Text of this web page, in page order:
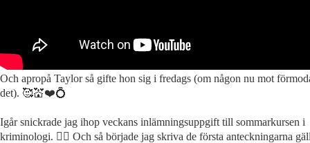
Och apropå Taylor så gifte hon sig i fredags (om någon nu mot
det). 🥰💒❤️💍
Igår snickrade jag ihop veckans inlämningsuppgift till sommarkursen i
kriminologi. 🕵️‍♀️ Och så började jag skriva de första anteckningarna